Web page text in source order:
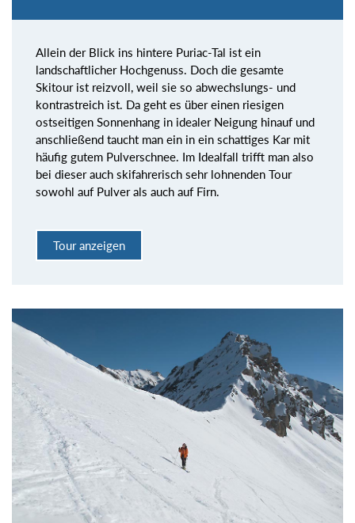
Allein der Blick ins hintere Puriac-Tal ist ein
landschaftlicher Hochgenuss. Doch die gesamte
Skitour ist reizvoll, weil sie so abwechslungs- und
kontrastreich ist. Da geht es über einen riesigen
ostseitigen Sonnenhang in idealer Neigung hinauf und
anschließend taucht man ein in ein schattiges Kar mit
häufig gutem Pulverschnee. Im Idealfall trifft man also
bei dieser auch skifahrerisch sehr lohnenden Tour
sowohl auf Pulver als auch auf Firn.
Tour anzeigen